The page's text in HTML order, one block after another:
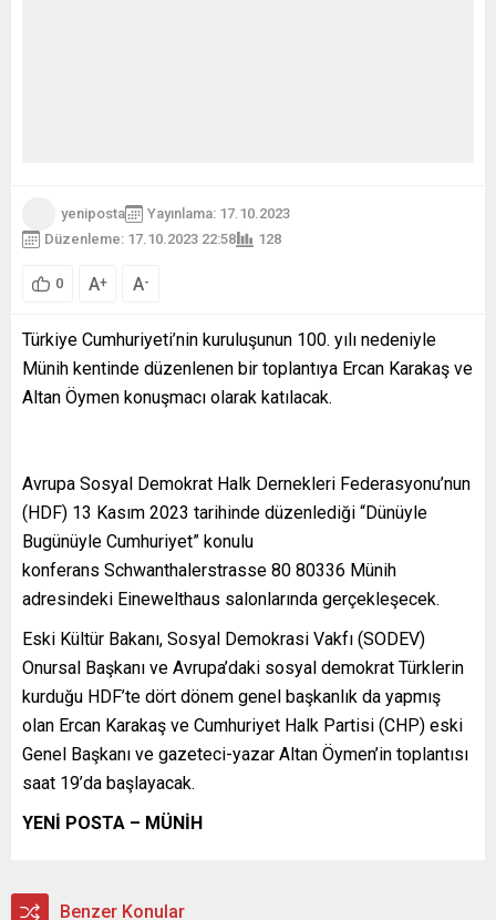
yeniposta
Yayınlama: 17.10.2023
Düzenleme: 17.10.2023 22:58
128
0 A+ A-
Türkiye Cumhuriyeti’nin kuruluşunun 100. yılı nedeniyle
Münih kentinde düzenlenen bir toplantıya Ercan Karakaş ve
Altan Öymen konuşmacı olarak katılacak.
Avrupa Sosyal Demokrat Halk Dernekleri Federasyonu’nun
(HDF) 13 Kasım 2023 tarihinde düzenlediği “Dünüyle
Bugünüyle Cumhuriyet” konulu
konferans Schwanthalerstrasse 80 80336 Münih
adresindeki Einewelthaus salonlarında gerçekleşecek.
Eski Kültür Bakanı, Sosyal Demokrasi Vakfı (SODEV)
Onursal Başkanı ve Avrupa’daki sosyal demokrat Türklerin
kurduğu HDF’te dört dönem genel başkanlık da yapmış
olan Ercan Karakaş ve Cumhuriyet Halk Partisi (CHP) eski
Genel Başkanı ve gazeteci-yazar Altan Öymen’in toplantısı
saat 19’da başlayacak.
YENİ POSTA – MÜNİH
Benzer Konular